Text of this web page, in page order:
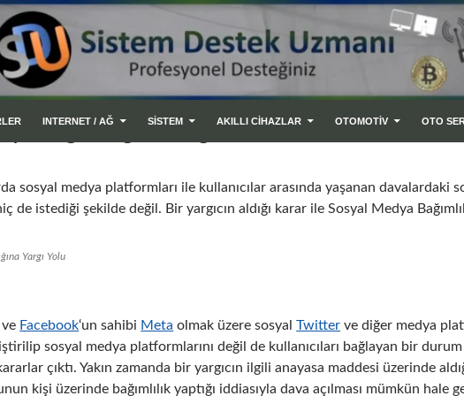
INTERNET / AĞ SİSTEM AKILLI CIHAZLAR OTOMOTİV OTO
sosyal medya platformları ile kullanıcılar arasında yaşanan davalardaki
de istediği şekilde değil. Bir yargıcın aldığı karar ile Sosyal Medya
Yargı Yolu
ve Facebook‘un sahibi Meta olmak üzere sosyalTwitter ve diğer medya
sosyal medya platformlarını değil de kullanıcıları bağlayan bir
çıktı. Yakın zamanda bir yargıcın ilgili anayasa maddesi üzerinde
kişi üzerinde bağımlılık yaptığı iddiasıyla dava açılması mümkün hale